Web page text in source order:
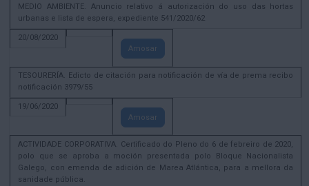
MEDIO AMBIENTE. Anuncio relativo á autorización do uso das hortas
urbanas e lista de espera, expediente 541/2020/62
20/08/2020
Amosar
TESOURERÍA. Edicto de citación para notificación de vía de prema recibo
notificación 3979/55
19/06/2020
Amosar
ACTIVIDADE CORPORATIVA. Certificado do Pleno do 6 de febreiro de 2020,
polo que se aproba a moción presentada polo Bloque Nacionalista
Galego, con emenda de adición de Marea Atlántica, para a mellora da
sanidade pública.